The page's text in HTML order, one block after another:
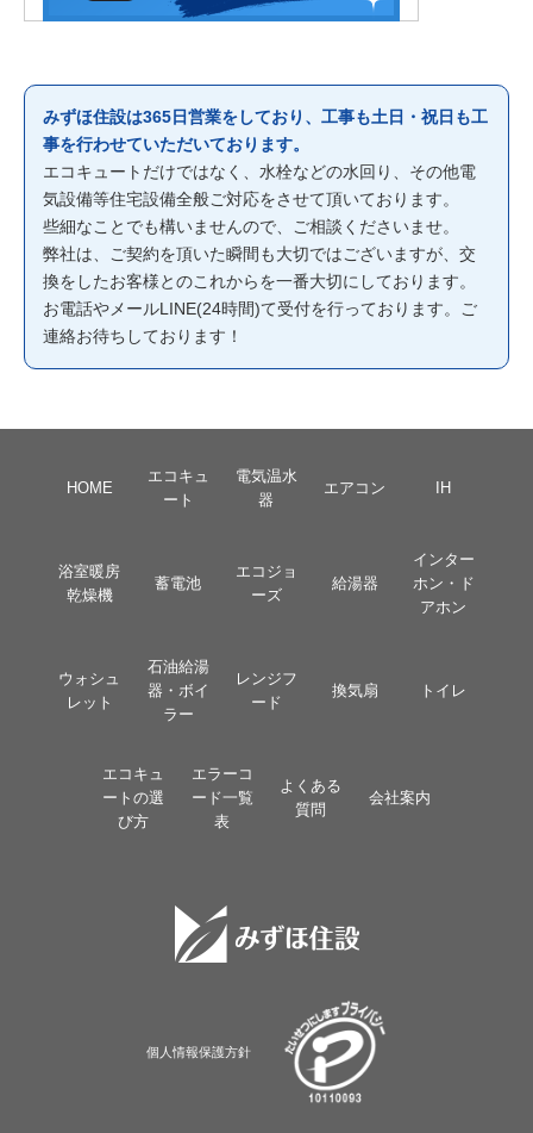
みずほ住設は365日営業をしており、工事も土日・祝日も工
事を行わせていただいております。
エコキュートだけではなく、水栓などの水回り、その他電
気設備等住宅設備全般ご対応をさせて頂いております。
些細なことでも構いませんので、ご相談くださいませ。
弊社は、ご契約を頂いた瞬間も大切ではございますが、交
換をしたお客様とのこれからを一番大切にしております。
お電話やメールLINE(24時間)て受付を行っております。ご
連絡お待ちしております！
HOME
エコキュ
ート
電気温水
器
エアコン IH
浴室暖房
乾燥機
蓄電池
エコジョ
ーズ
給湯器
インター
ホン・ド
アホン
ウォシュ
レット
石油給湯
器・ボイ
ラー
レンジフ
ード
換気扇 トイレ
エコキュ
ートの選
び方
エラーコ
ード一覧
表
よくある
質問
会社案内
個人情報保護方針